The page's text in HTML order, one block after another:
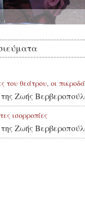
του θεάτρου, οι
της Ζωής
ισορροπίες
της Ζωής